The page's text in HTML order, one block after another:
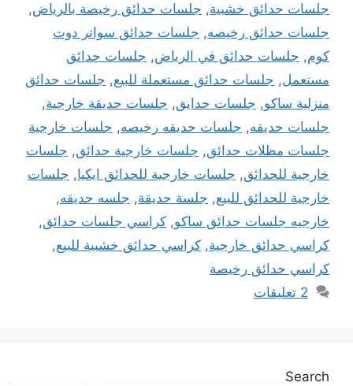
جلسات حدائق خشبية, جلسات حدائق رخيصة بالرياض,
جلسات حدائق رخيصه, جلسات حدائق سواتر دوت
كوم, جلسات حدائق في الرياض, جلسات حدائق
مستعمل, جلسات حدائق مستعملة للبيع, جلسات حدائق
منزلية ساكو, جلسات حدايق, جلسات حديقة خارجية,
جلسات حديقه, جلسات حديقه رخيصه, جلسات خارجية
جلسات مظلات حدائق, جلسات خارجية حدائق, جلسات
خارجية للحدائق, جلسات خارجية للحدائق ايكيا, جلسات
خارجية للحدائق للبيع, جلسة حديقة, جلسه حديقه,
خارجيه جلسات حدائق ساكو, كراسي جلسات حدائق,
كراسي حدائق خارجية, كراسي حدائق خشبية للبيع,
كراسي حدائق رخيصة
2 تعليقات
Search